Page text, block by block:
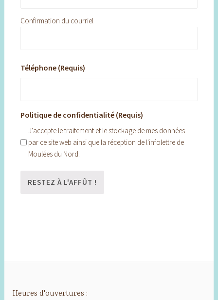
Confirmation du courriel
Téléphone (Requis)
Politique de confidentialité (Requis)
J'accepte le traitement et le stockage de mes données
par ce site web ainsi que la réception de l'infolettre de
Moulées du Nord.
Heures d'ouvertures :